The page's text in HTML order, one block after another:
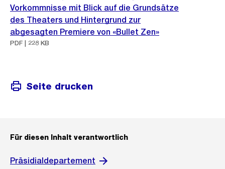
Vorkommnisse mit Blick auf die Grundsätze
des Theaters und Hintergrund zur
abgesagten Premiere von «Bullet Zen»
PDF | 228 KB
Seite drucken
Für diesen Inhalt verantwortlich
Präsidialdepartement